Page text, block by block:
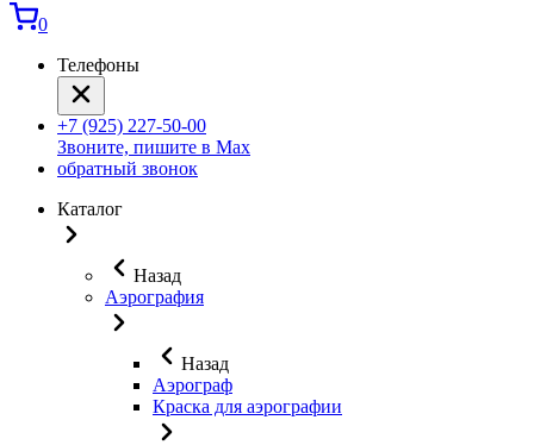
0
Телефоны
+7 (925) 227-50-00
Звоните, пишите в Max
обратный звонок
Каталог
Назад
Аэрография
Назад
Аэрограф
Краска для аэрографии